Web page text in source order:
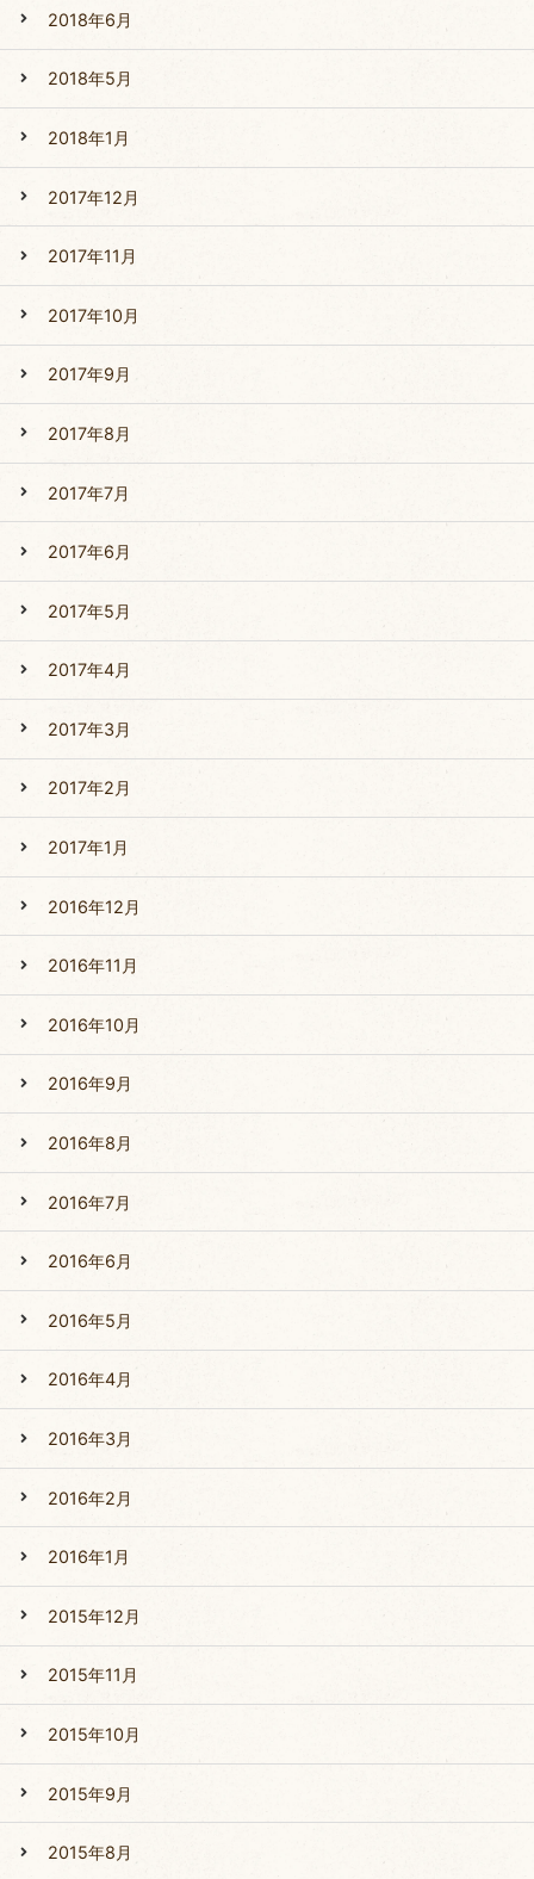
2018年6月
2018年5月
2018年1月
2017年12月
2017年11月
2017年10月
2017年9月
2017年8月
2017年7月
2017年6月
2017年5月
2017年4月
2017年3月
2017年2月
2017年1月
2016年12月
2016年11月
2016年10月
2016年9月
2016年8月
2016年7月
2016年6月
2016年5月
2016年4月
2016年3月
2016年2月
2016年1月
2015年12月
2015年11月
2015年10月
2015年9月
2015年8月